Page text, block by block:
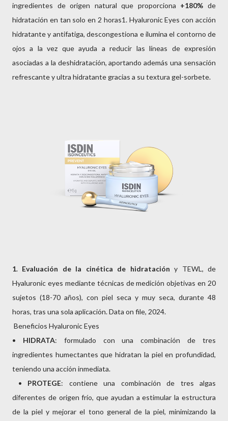
ingredientes de origen natural que proporciona +180% de
hidratación en tan solo en 2 horas1. Hyaluronic Eyes con acción
hidratante y antifatiga, descongestiona e ilumina el contorno de
ojos a la vez que ayuda a reducir las líneas de expresión
asociadas a la deshidratación, aportando además una sensación
refrescante y ultra hidratante gracias a su textura gel-sorbete.
1. Evaluación de la cinética de hidratación y TEWL, de
Hyaluronic eyes mediante técnicas de medición objetivas en 20
sujetos (18-70 años), con piel seca y muy seca, durante 48
horas, tras una sola aplicación. Data on file, 2024.
Beneficios Hyaluronic Eyes
• HIDRATA: formulado con una combinación de tres
ingredientes humectantes que hidratan la piel en profundidad,
teniendo una acción inmediata.
• PROTEGE: contiene una combinación de tres algas
diferentes de origen frío, que ayudan a estimular la estructura
de la piel y mejorar el tono general de la piel, minimizando la